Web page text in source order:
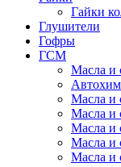
Гайки
Глушители
Гофры
ГСМ
Масла и
Масла и
Масла и
Масла и
Масла и
Масла и